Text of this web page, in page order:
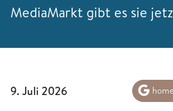
MediaMarkt gibt es sie
9. Juli 2026